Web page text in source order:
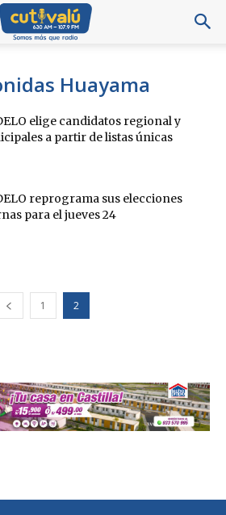
Huayama
elige candidatos regional y
a partir de listas únicas
reprograma sus elecciones
para el jueves 24
1 2